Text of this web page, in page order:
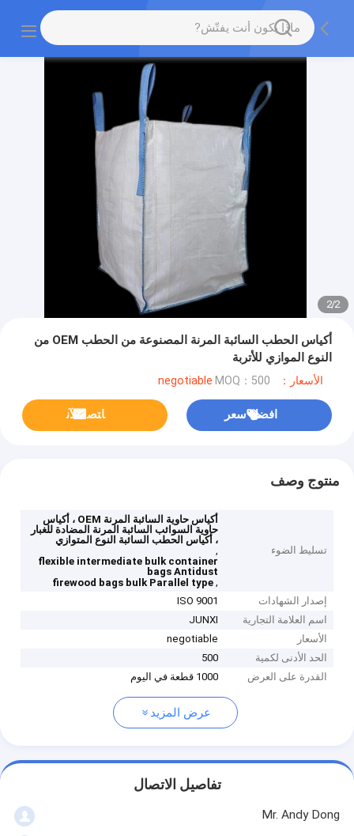
2
/
2
أكياس الحطب السائبة المرنة المصنوعة من الحطب OEM من
النوع الموازي للأتربة
الأسعار：negotiable MOQ：500
افضل سعر ﺎﺘﺼﻟ ﺍﻶﻧ
منتوج وصف
تسليط الضوء
أكياس حاوية السائبة المرنة OEM ، أكياس
حاوية السوائب السائبة المرنة المضادة للغبار
، أكياس الحطب السائبة النوع المتوازي
,
flexible intermediate bulk container
bags Antidust
,
firewood bags bulk Parallel type
إصدار الشهادات
ISO 9001
اسم العلامة التجارية
JUNXI
الأسعار
negotiable
الحد الأدنى لكمية
500
القدرة على العرض
1000 قطعة في اليوم
عرض المزيد
تفاصيل الاتصال
Mr. Andy Dong